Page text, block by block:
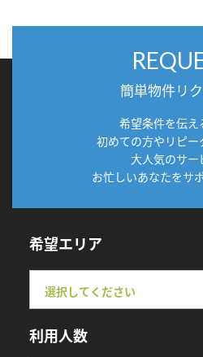
簡単物件リ
希望条件を伝え
初めての方やリピー
大人気のサー
お忙しいあなたをサ
希望エリア
利用人数